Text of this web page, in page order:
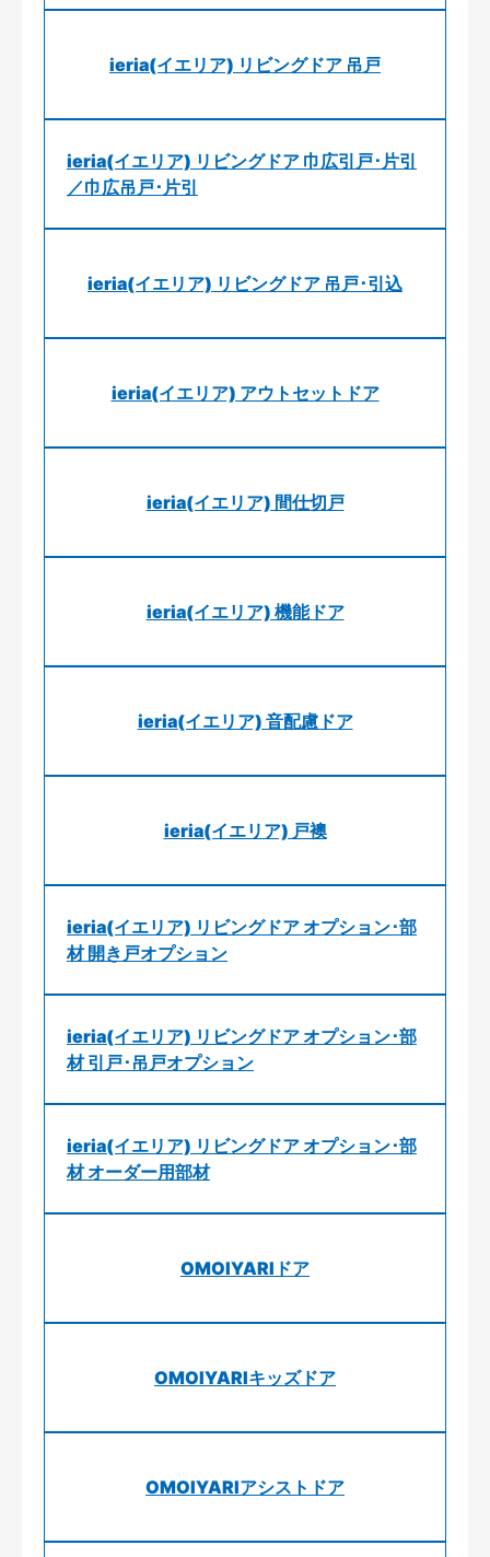
ieria(イエリア) リビングドア 吊戸
ieria(イエリア) リビングドア 巾広引戸･片引
／巾広吊戸･片引
ieria(イエリア) リビングドア 吊戸･引込
ieria(イエリア) アウトセットドア
ieria(イエリア) 間仕切戸
ieria(イエリア) 機能ドア
ieria(イエリア) 音配慮ドア
ieria(イエリア) 戸襖
ieria(イエリア) リビングドア オプション･部
材 開き戸オプション
ieria(イエリア) リビングドア オプション･部
材 引戸･吊戸オプション
ieria(イエリア) リビングドア オプション･部
材 オーダー用部材
OMOIYARIドア
OMOIYARIキッズドア
OMOIYARIアシストドア